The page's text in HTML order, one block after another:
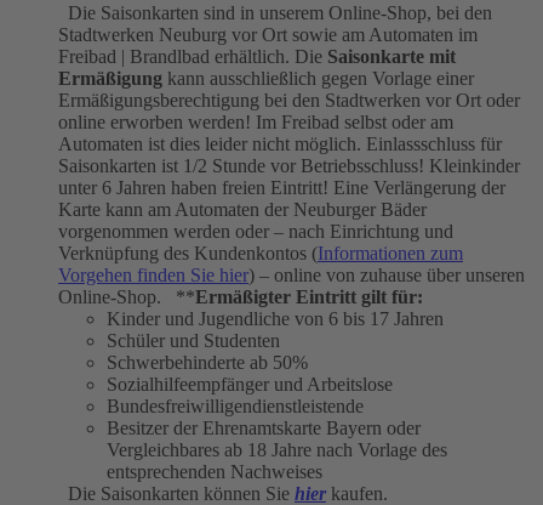
Die Saisonkarten sind in unserem Online-Shop, bei den
Stadtwerken Neuburg vor Ort sowie am Automaten im
Freibad | Brandlbad erhältlich. Die Saisonkarte mit
Ermäßigung kann ausschließlich gegen Vorlage einer
Ermäßigungsberechtigung bei den Stadtwerken vor Ort oder
online erworben werden! Im Freibad selbst oder am
Automaten ist dies leider nicht möglich. Einlassschluss für
Saisonkarten ist 1/2 Stunde vor Betriebsschluss! Kleinkinder
unter 6 Jahren haben freien Eintritt! Eine Verlängerung der
Karte kann am Automaten der Neuburger Bäder
vorgenommen werden oder – nach Einrichtung und
Verknüpfung des Kundenkontos (Informationen zum
Vorgehen finden Sie hier) – online von zuhause über unseren
Online-Shop. **Ermäßigter Eintritt gilt für:
Kinder und Jugendliche von 6 bis 17 Jahren
Schüler und Studenten
Schwerbehinderte ab 50%
Sozialhilfeempfänger und Arbeitslose
Bundesfreiwilligendienstleistende
Besitzer der Ehrenamtskarte Bayern oder
Vergleichbares ab 18 Jahre nach Vorlage des
entsprechenden Nachweises
Die Saisonkarten können Sie hier kaufen.